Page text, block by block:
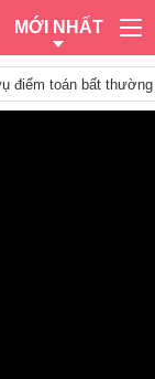
MỚI NHẤT
điểm toán bất